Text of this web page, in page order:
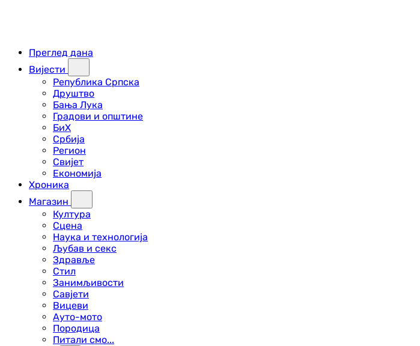
Преглед дана
Вијести
Република Српска
Друштво
Бања Лука
Градови и општине
БиХ
Србија
Регион
Свијет
Економија
Хроника
Магазин
Култура
Сцена
Наука и технологија
Љубав и секс
Здравље
Стил
Занимљивости
Савјети
Вицеви
Ауто-мото
Породица
Питали смо...